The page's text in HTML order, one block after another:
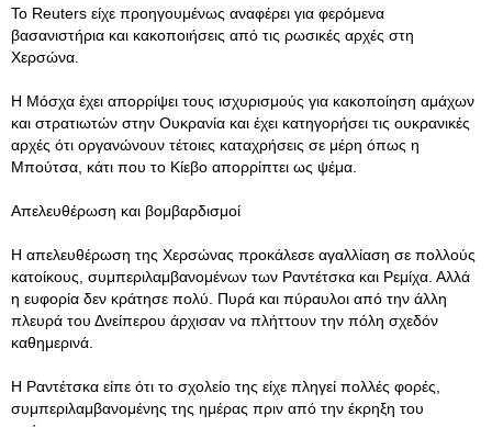
Το Reuters είχε προηγουμένως αναφέρει για φερόμενα
βασανιστήρια και κακοποιήσεις από τις ρωσικές αρχές στη
Χερσώνα.
Η Μόσχα έχει απορρίψει τους ισχυρισμούς για κακοποίηση αμάχων
και στρατιωτών στην Ουκρανία και έχει κατηγορήσει τις ουκρανικές
αρχές ότι οργανώνουν τέτοιες καταχρήσεις σε μέρη όπως η
Μπούτσα, κάτι που το Κίεβο απορρίπτει ως ψέμα.
Απελευθέρωση και βομβαρδισμοί
Η απελευθέρωση της Χερσώνας προκάλεσε αγαλλίαση σε πολλούς
κατοίκους, συμπεριλαμβανομένων των Ραντέτσκα και Ρεμίχα. Αλλά
η ευφορία δεν κράτησε πολύ. Πυρά και πύραυλοι από την άλλη
πλευρά του Δνείπερου άρχισαν να πλήττουν την πόλη σχεδόν
καθημερινά.
Η Ραντέτσκα είπε ότι το σχολείο της είχε πληγεί πολλές φορές,
συμπεριλαμβανομένης της ημέρας πριν από την έκρηξη του